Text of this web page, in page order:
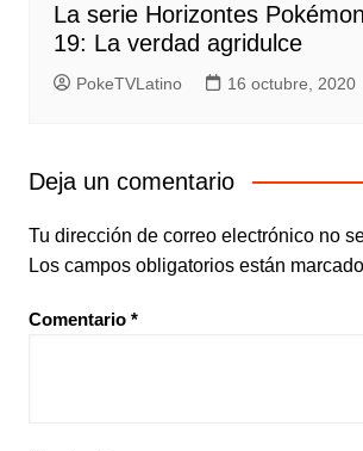
La serie Horizontes
19: La verdad agridulce
PokeTVLatino 16 octubre, 2020
Deja un comentario
Tu dirección de correo electrónico no
Los campos obligatorios están
Comentario *